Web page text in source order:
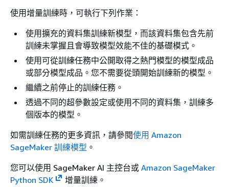
使用增量訓練時，可執行下列作業：
使用擴充的資料集訓練新模型，而該資料集包含先前
訓練未掌握且會導致模型效能不佳的基礎模式。
使用可從訓練任務中公開取得之熱門模型的模型成品
或部分模型成品。您不需要從頭開始訓練新的模型。
繼續之前停止的訓練任務。
透過不同的超參數設定或使用不同的資料集，訓練多
個版本的模型。
如需訓練任務的更多資訊，請參閱使用 Amazon
SageMaker 訓練模型 。
您可以使用 SageMaker AI 主控台或 Amazon SageMaker
Python SDK
增量訓練。